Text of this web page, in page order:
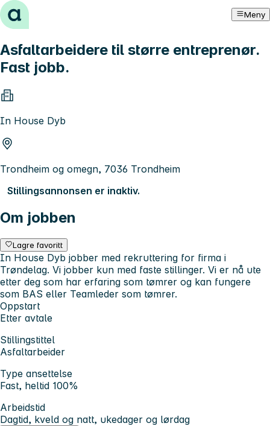
Hopp til innhold Meny
Asfaltarbeidere til større entreprenør.
Fast jobb.
In House Dyb
Trondheim og omegn, 7036 Trondheim
Stillingsannonsen er inaktiv.
Om jobben
Lagre favoritt
In House Dyb jobber med rekruttering for firma i
Trøndelag. Vi jobber kun med faste stillinger. Vi er nå ute
etter deg som har erfaring som tømrer og kan fungere
som BAS eller Teamleder som tømrer.
Oppstart
Etter avtale
Stillingstittel
Asfaltarbeider
Type ansettelse
Fast, heltid 100%
Arbeidstid
Dagtid, kveld og natt, ukedager og lørdag